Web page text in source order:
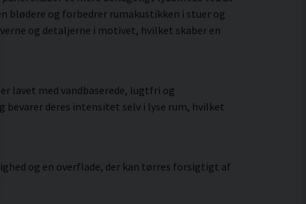
blødere og forbedrer rumakustikken i stuer og
og detaljerne i motivet, hvilket skaber en
lavet med vandbaserede, lugtfri og
bevarer deres intensitet selv i lyse rum, hvilket
og en overflade, der kan tørres forsigtigt af